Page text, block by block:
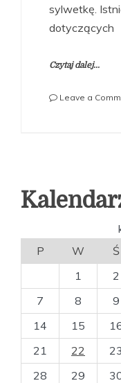
sylwetkę.
dotyczących
Czytaj dalej...
Leave a
P
W Ś
1
2
7
8 9
14
15
21
22 23
28
29